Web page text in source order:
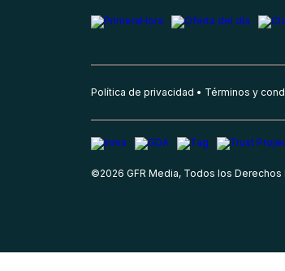
Política de privacidad Términos y
©2026 GFR Media, Todos los Derechos